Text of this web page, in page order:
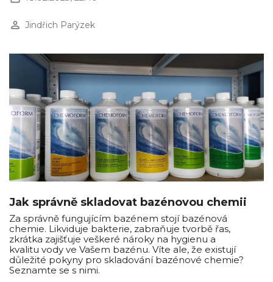
perm_identity Jindřich Parýzek
Jak správně skladovat bazénovou chemii
Za správně fungujícím bazénem stojí bazénová
chemie. Likviduje bakterie, zabraňuje tvorbě řas,
zkrátka zajišťuje veškeré nároky na hygienu a
kvalitu vody ve Vašem bazénu. Víte ale, že existují
důležité pokyny pro skladování bazénové chemie?
Seznamte se s nimi.